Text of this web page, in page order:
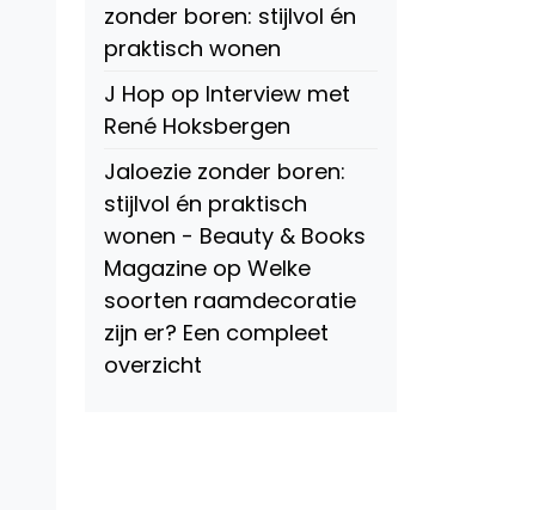
zonder boren: stijlvol én
praktisch wonen
J Hop op Interview met
René Hoksbergen
Jaloezie zonder boren:
stijlvol én praktisch
wonen - Beauty & Books
Magazine op Welke
soorten raamdecoratie
zijn er? Een compleet
overzicht